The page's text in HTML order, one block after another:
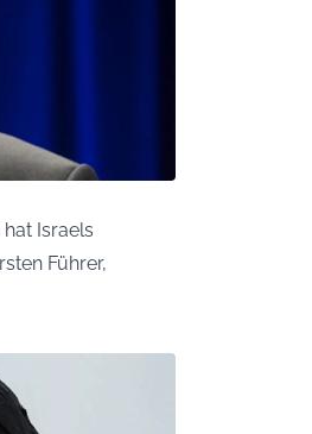
Israels
Führer,